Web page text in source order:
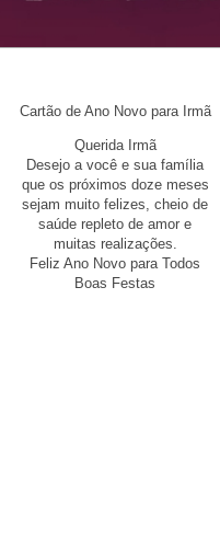
Cartão de Ano Novo para Irmã
Querida Irmã
Desejo a você e sua família
que os próximos doze meses
sejam muito felizes, cheio de
saúde repleto de amor e
muitas realizações.
Feliz Ano Novo para Todos
Boas Festas